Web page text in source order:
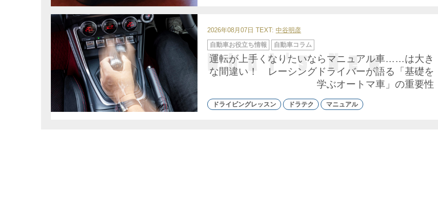
2026年08月07日 TEXT: 中谷明彦
運転が上手くなりたいならマニュアル車……は大き
な間違い！ レーシングドライバーが語る「基礎を
学ぶオートマ車」の重要性
カ
テ
ゴ
リ
自動車お役立ち情報 自動車コラム
ドライビングレッスン ドラテク マニュアル